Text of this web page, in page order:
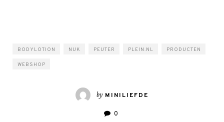
BODYLOTION NUK PEUTER PLEIN.NL PRODUCTEN
WEBSHOP
by MINILIEFDE
0